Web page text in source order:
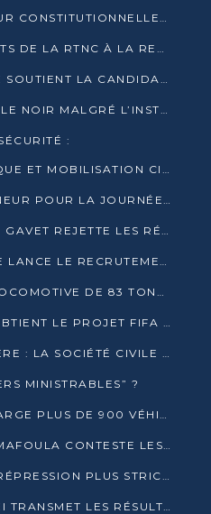
PRÉSIDENTIELLE : LA COUR CONSTITUTIONNELLE CONFIRME LA VICTOIRE DE SASSOU NGUESSO AVEC 94,90 % DES SUFFRAGES
RDC : PLUS DE 500 AGENTS DE LA RTNC À LA RETRAITE, UNE PAGE SE TOURNE
ONU : L’UNION AFRICAINE SOUTIENT LA CANDIDATURE DE MACKY SALL
MADIBOU PLONGÉ DANS LE NOIR MALGRÉ L’INSTALLATION D’UN NOUVEAU TRANSFORMATEUR
:
POUR NOTRE SOUVERAINETÉ NATIONALE
HENRI DJOMBO À L’HONNEUR POUR LA JOURNÉE MONDIALE DU THÉÂTRE
PRÉSIDENTIELLE : DESTIN GAVET REJETTE LES RÉSULTATS ET APPELLE À UN DIALOGUE NATIONAL
ENSEIGNEMENT : L’ENFICE LANCE LE RECRUTEMENT DE SA PREMIÈRE PROMOTION DE PROFESSEURS DES ÉCOLES
AGL MET SUR RAIL UNE LOCOMOTIVE DE 83 TONNES À POINTE-NOIRE
FOOTBALL : LE CONGO OBTIENT LE PROJET FIFA ARENA POUR SES 15 DÉPARTEMENTS
GOUVERNANCE FORESTIÈRE : LA SOCIÉTÉ CIVILE CONGOLAISE AFFICHE SES PRIORITÉS POUR 2026
MINISTRABLES” ?
CONGO TERMINAL DÉCHARGE PLUS DE 900 VÉHICULES EN QUELQUES HEURES
PRÉSIDENTIELLE : DAVE MAFOULA CONTESTE LES RÉSULTATS PROVISOIRES
LA DGSP ANNONCE UNE RÉPRESSION PLUS STRICTE CONTRE LES MOTO-TAXIS
PRÉSIDENTIELLE : LA CNEI TRANSMET LES RÉSULTATS PROVISOIRES À LA COUR CONSTITUTIONNELLE